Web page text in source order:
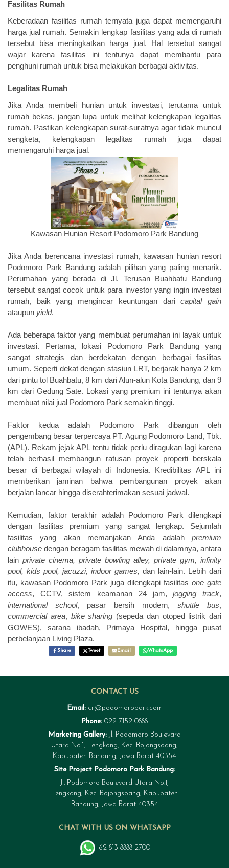
Fasilitas Rumah
Keberadaan fasilitas rumah ternyata juga dapat memengaruhi
harga jual rumah. Semakin lengkap fasilitas yang ada di rumah
tersebut bisa meningkatkan harga jual. Hal tersebut sangat
wajar karena fasilitas ini tentunya dapat membantu para
penghuni rumah untuk bisa melakukan berbagai aktivitas.
Legalitas Rumah
Jika Anda membeli hunian untuk investasi, terutama untuk
rumah bekas, jangan lupa untuk melihat kelengkapan legalitas
rumah. Pastikan kelengkapan surat-suratnya agar tidak muncul
sengketa, kelengkapan legalitas rumah juga dapat
memengaruhi harga jual.
Kawasan Hunian Resort Podomoro Park Bandung
Jika Anda berencana investasi rumah, kawasan hunian resort
Podomoro Park Bandung adalah pilihan yang paling menarik.
Perumahan yang berada diJl. Terusan Buahbatu Bandung
tersebut sangat cocok untuk para investor yang ingin investasi
rumah, baik yang mengincar keuntungan daricapital gain
ataupun yield.
Ada beberapa faktor yang membuat perumahan ini layak untuk
investasi. Pertama, lokasi Podomoro Park Bandung yang
sangat strategis dan berdekatan dengan berbagai fasilitas
umum. Seperti dekat denganstasiun LRT, berjarak hanya 2 km
dari pintu tol Buahbatu, 8 km dari Alun-alun Kota Bandung, dan 9
km dari Gedung Sate. Lokasi yang premium ini tentunya akan
membuat nilai jual Podomoro Park semakin tinggi.
Faktor kedua adalah Podomoro Park dibangun oleh
pengembang besar terpercaya PT. Agung Podomoro Land, Tbk.
(APL). Rekam jejak APL tentu tidak perlu diragukan lagi karena
telah berhasil membangun ratusan proyek properti berskala
besar di berbagai wilayah di Indonesia. Kredibilitas APL ini
memberikan jaminan bahwa pembangunan proyek akan
berjalan lancar hingga diserahterimakan sesuai jadwal.
Kemudian, faktor terakhir adalah Podomoro Park dilengkapi
dengan fasilitas premium yang sangat lengkap. Sejumlah
fasilitas yang akan memanjakan Anda adalah premium
clubhouse dengan beragam fasilitas mewah di dalamnya, antara
lain private cinema, private bowling alley, private gym, infinity
pool, kids pool, jacuzzi, indoor games, dan lain-lain. Lebih dari
itu, kawasan Podomoro Park juga dilengkapi fasilitas one gate
access, CCTV, sistem keamanan 24 jam,jogging track,
international school, pasar bersih modern, shuttle bus,
commercial area, bike sharing (sepeda dan otoped listrik dari
GOWES), sarana ibadah, Primaya Hospital, hingga pusat
perbelanjaan Living Plaza.
Share Tweet Email WhatsApp
CHAT WITH US ON WHATSAPP
62 813 8888 2700
CONTACT US
Email: cr@podomoropark.com
Phone: 022 7152 0888
Marketing Gallery: Jl. Podomoro Boulevard
Utara No.1, Lengkong, Kec. Bojongsoang,
Kabupaten Bandung, Jawa Barat 40354
Site Project Podomoro Park Bandung:
Jl. Podomoro Boulevard Utara No.1,
Lengkong, Kec. Bojongsoang, Kabupaten
Bandung, Jawa Barat 40354